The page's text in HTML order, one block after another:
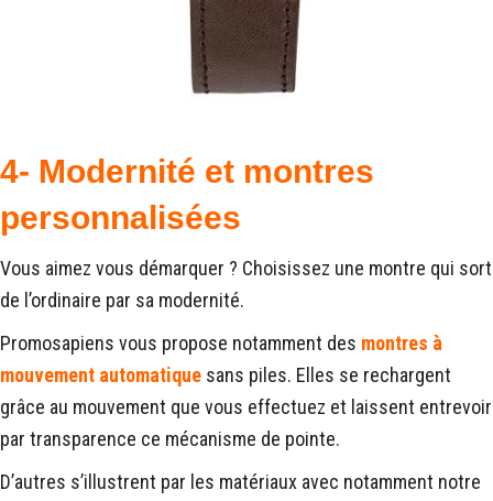
4- Modernité et montres
personnalisées
Vous aimez vous démarquer ? Choisissez une montre qui sort
de l’ordinaire par sa modernité.
Promosapiens vous propose notamment des montres à
mouvement automatique sans piles. Elles se rechargent
grâce au mouvement que vous effectuez et laissent entrevoir
par transparence ce mécanisme de pointe.
D’autres s’illustrent par les matériaux avec notamment notre